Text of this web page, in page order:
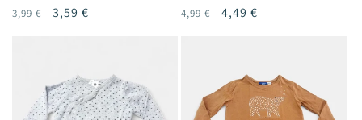
Prix
3,99 €
Prix
3,59 €
Prix
4,99 €
Prix
4,49 €